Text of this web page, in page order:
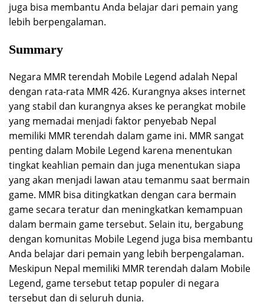
juga bisa membantu Anda belajar dari pemain yang
lebih berpengalaman.
Summary
Negara MMR terendah Mobile Legend adalah Nepal
dengan rata-rata MMR 426. Kurangnya akses internet
yang stabil dan kurangnya akses ke perangkat mobile
yang memadai menjadi faktor penyebab Nepal
memiliki MMR terendah dalam game ini. MMR sangat
penting dalam Mobile Legend karena menentukan
tingkat keahlian pemain dan juga menentukan siapa
yang akan menjadi lawan atau temanmu saat bermain
game. MMR bisa ditingkatkan dengan cara bermain
game secara teratur dan meningkatkan kemampuan
dalam bermain game tersebut. Selain itu, bergabung
dengan komunitas Mobile Legend juga bisa membantu
Anda belajar dari pemain yang lebih berpengalaman.
Meskipun Nepal memiliki MMR terendah dalam Mobile
Legend, game tersebut tetap populer di negara
tersebut dan di seluruh dunia.